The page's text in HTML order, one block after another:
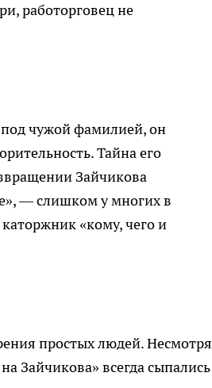
работорговец не
под чужой фамилией, он
Тайна его
Зайчикова
— слишком у многих в
«кому, чего и
простых людей. Несмотря
Зайчикова» всегда сыпались